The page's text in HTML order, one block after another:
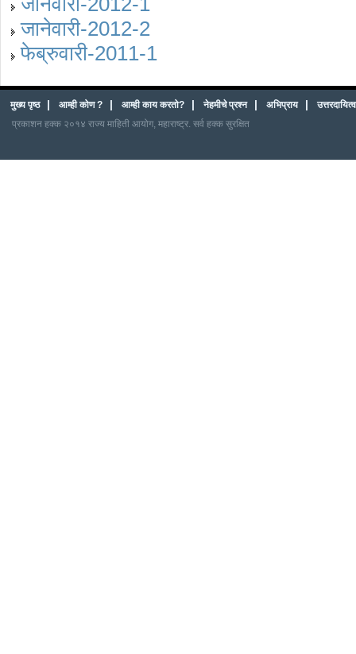
जानेवारी-2012-2
फेब्रुवारी-2011-1
मुख्य पृष्ठ | आम्ही कोण ? | आम्ही काय करतो? | नेहमीचे प्रश्न | अभिप्राय |
प्रकाशन हक्क २०१४ राज्य माहिती आयोग, महाराष्ट्र. सर्व हक्क सुरक्षित